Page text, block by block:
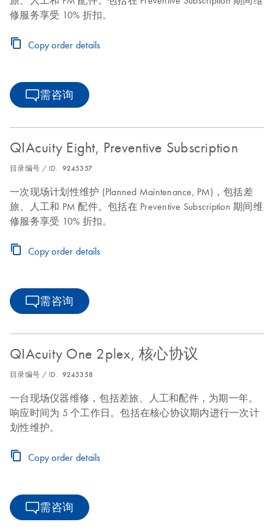
修服务享受 10% 折扣。
Copy order details
需咨询
QIAcuity Eight, Preventive Subscription
目录编号 / ID. 9245357
一次现场计划性维护 (Planned Maintenance, PM)，包括差
旅、人工和 PM 配件。包括在 Preventive Subscription 期间维
修服务享受 10% 折扣。
Copy order details
需咨询
QIAcuity One 2plex, 核心协议
目录编号 / ID. 9245358
一台现场仪器维修，包括差旅、人工和配件，为期一年。
响应时间为 5 个工作日。包括在核心协议期内进行一次计
划性维护。
Copy order details
需咨询